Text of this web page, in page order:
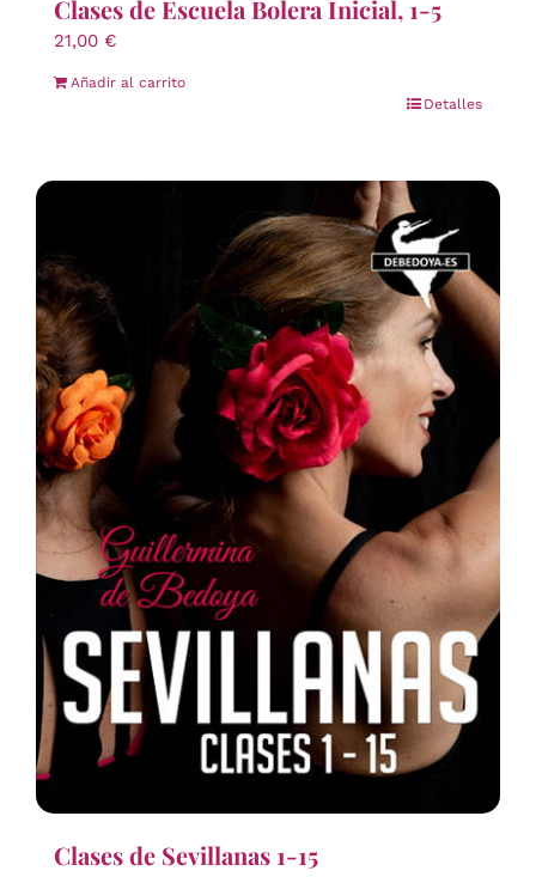
Clases de Escuela Bolera Inicial, 1-5
21,00 €
Añadir al carrito
Detalles
Clases de Sevillanas 1-15